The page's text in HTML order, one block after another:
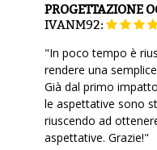
PROGETTAZIONE
IVANM92:
"In poco tempo è
rendere una
Già dal primo
le aspettative sono
riuscendo ad
aspettative. Grazie!"